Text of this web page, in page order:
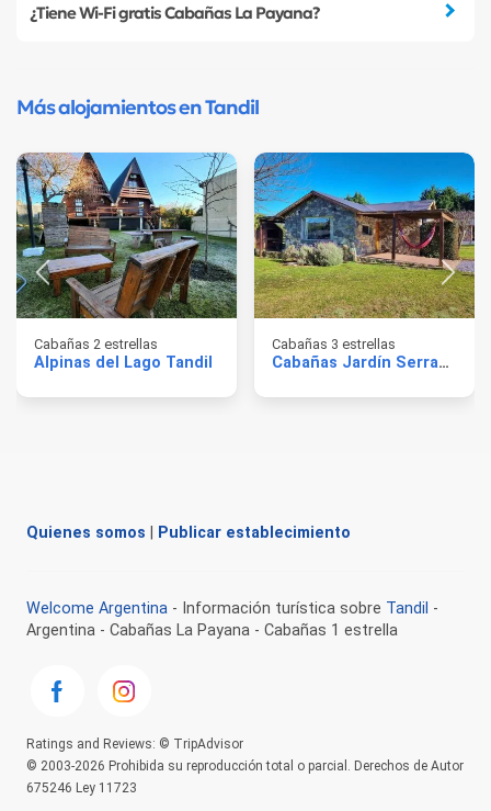
¿Tiene Wi-Fi gratis Cabañas La Payana?
Más alojamientos en Tandil
Cabañas 2 estrellas
Alpinas del Lago Tandil
Cabañas 3 estrellas
Cabañas Jardín Serrano
Quienes somos Publicar establecimiento
Welcome Argentina - Información turística sobre Tandil -
Argentina - Cabañas La Payana - Cabañas 1 estrella
Ratings and Reviews: © TripAdvisor
© 2003-2026 Prohibida su reproducción total o parcial. Derechos de Autor
675246 Ley 11723